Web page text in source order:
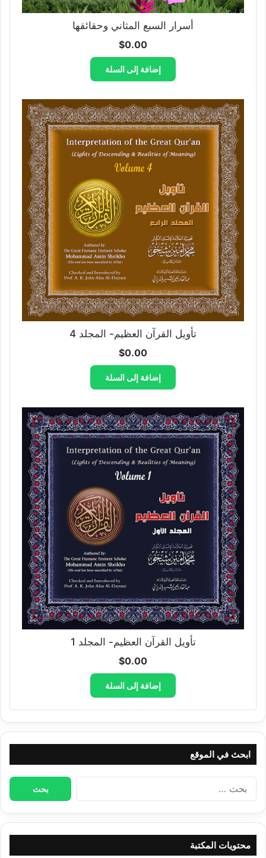
أسرار السبع المثاني وحقائقها
$0.00
إضافة إلى السلة
تأويل القرآن العظيم- المجلد 4
$0.00
إضافة إلى السلة
تأويل القرآن العظيم- المجلد 1
$0.00
إضافة إلى السلة
ابحث في الموقع
البحث
عن:
محتويات المكتبة